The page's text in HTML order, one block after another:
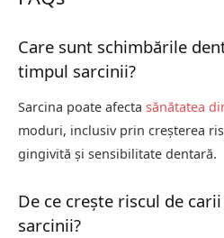
Care sunt schimbările
timpul sarcinii?
Sarcina poate afecta sănătatea
moduri, inclusiv prin creșterea
gingivită și sensibilitate dentară.
De ce crește riscul de
sarcinii?